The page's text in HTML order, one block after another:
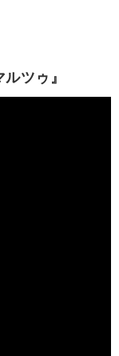
ツゥ』